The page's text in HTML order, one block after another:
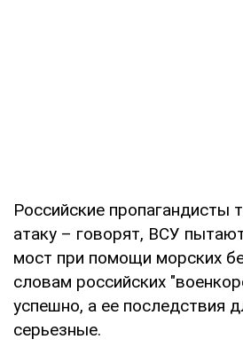
Российские пропагандисты
атаку – говорят, ВСУ
мост при помощи морских
словам российских
успешно, а ее последствия
серьезные.